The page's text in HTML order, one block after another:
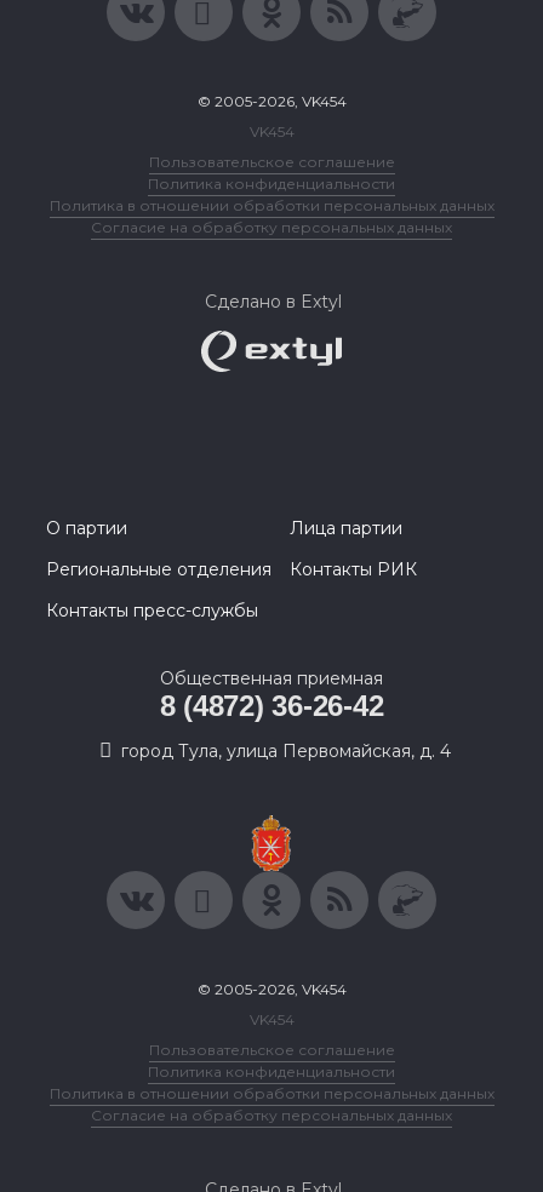
© 2005-2026, VK454
VK454
Пользовательское соглашение
Политика конфиденциальности
Политика в отношении обработки персональных данных
Согласие на обработку персональных данных
Сделано в Extyl
О партии
Лица партии
Региональные отделения
Контакты РИК
Контакты пресс-службы
Общественная приемная
8 (4872) 36-26-42
город Тула, улица Первомайская, д. 4
© 2005-2026, VK454
VK454
Пользовательское соглашение
Политика конфиденциальности
Политика в отношении обработки персональных данных
Согласие на обработку персональных данных